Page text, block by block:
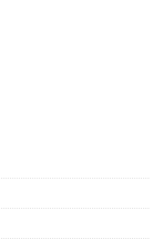
Ruskea Kestävä